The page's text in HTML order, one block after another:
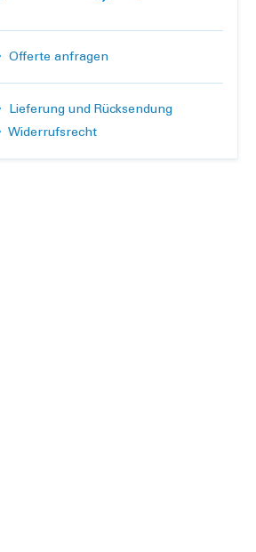
Offerte anfragen
Lieferung und Rücksendung
Widerrufsrecht